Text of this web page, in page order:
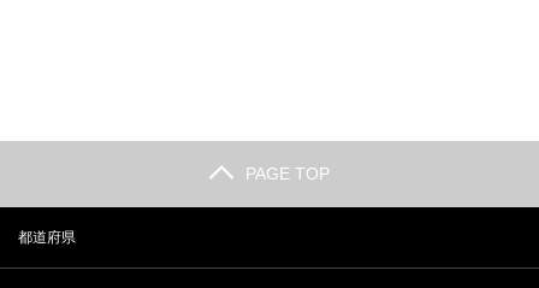
PAGE TOP
都道府県